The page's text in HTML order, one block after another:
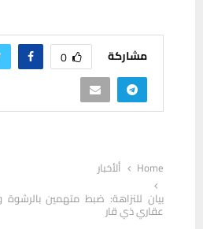
مشاركة 0
Home
ألأخبار
بيان للنزاهة: ضبط متهمين بالرشوة
عقاري ذي قار